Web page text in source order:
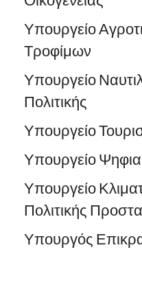
Υπουργείο
Τροφίμων
Υπουργείο
Πολιτικής
Υπουργείο
Υπουργείο
Υπουργείο
Πολιτικής
Υπουργός